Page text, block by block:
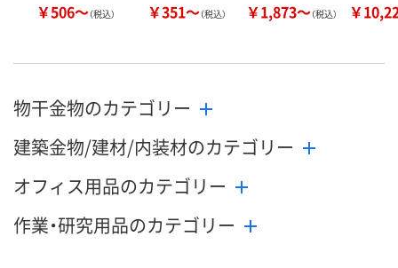
￥506～（税込） ￥351～（税込） ￥1,873～（税込） ￥
物干金物のカテゴリー
建築金物/建材/内装材のカテゴリー
オフィス用品のカテゴリー
作業・研究用品のカテゴリー